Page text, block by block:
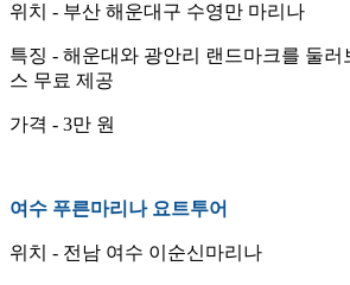
위치 - 부산 해운대구 수영만 마리나
특징 - 해운대와 광안리 랜드마크를 둘러
스 무료 제공
가격 - 3만 원
여수 푸른마리나 요트투어
위치 - 전남 여수 이순신마리나